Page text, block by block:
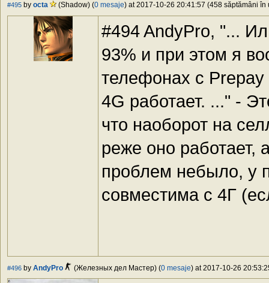
#495 by octa (Shadow) (0 mesaje) at 2017-10-26 20:41:57 (458 săptămâni în
#494 AndyPro, "...
93% и при этом я
телефонах с Prepay
4G работает. ..." -
что наоборот на
реже оно работает,
проблем небыло, у
совместима с 4Г
#496 by AndyPro (Железных дел Мастер) (0 mesaje) at 2017-10-26